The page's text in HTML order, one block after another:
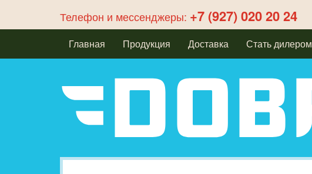
Телефон и мессенджеры: +7 (927) 020 20 24
Главная Продукция Доставка Стать дилером